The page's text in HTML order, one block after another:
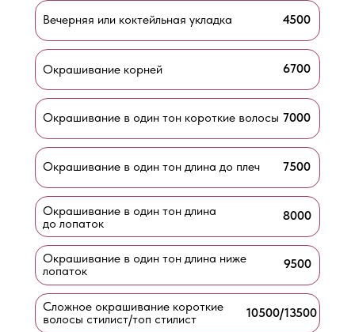
Вечерняя или коктейльная укладка 4500
Окрашивание корней 6700
Окрашивание в один тон короткие волосы 7000
Окрашивание в один тон длина до плеч 7500
Окрашивание в один тон длина
до лопаток
8000
Окрашивание в один тон длина ниже
лопаток
9500
Сложное окрашивание короткие
волосы стилист/топ стилист
10500/13500